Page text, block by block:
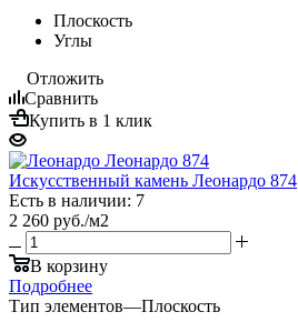
Плоскость
Углы
Отложить
Сравнить
Купить в 1 клик
Искусственный камень Леонардо 874
Есть в наличии: 7
2 260 руб./м2
В корзину
Подробнее
Тип элементов—Плоскость